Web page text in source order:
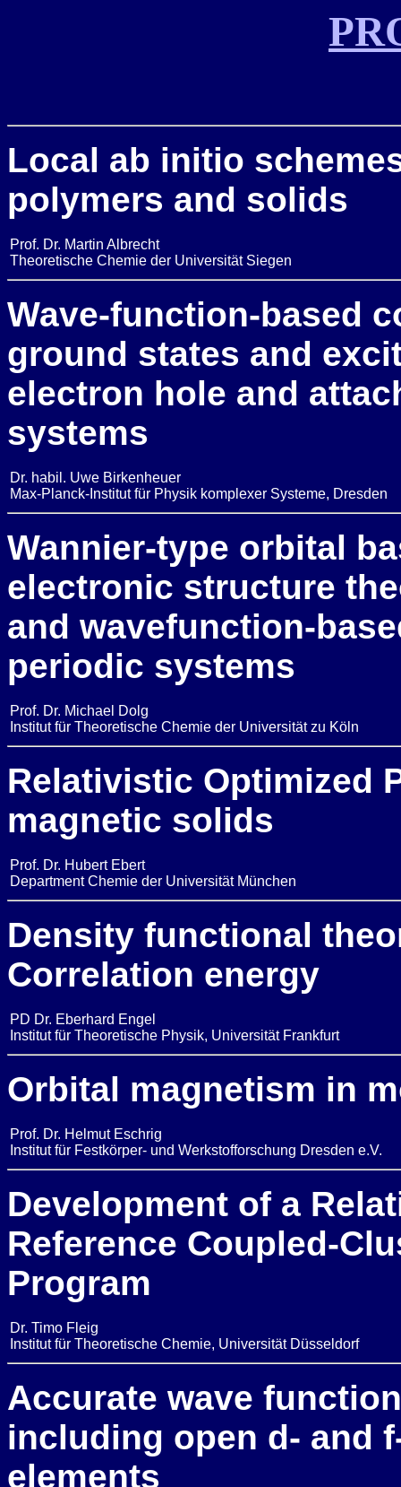
Local ab initio
polymers and solids
Prof. Dr. Martin Albrecht
Theoretische Chemie der Universität Siegen
Wave-function-based
ground states and
electron hole and
systems
Dr. habil. Uwe Birkenheuer
Max-Planck-Institut für Physik komplexer Systeme, Dresden
Wannier-type orbital
electronic structure
and wavefunction-
periodic systems
Prof. Dr. Michael Dolg
Institut für Theoretische Chemie der Universität zu Köln
Relativistic Optimized
magnetic solids
Prof. Dr. Hubert Ebert
Department Chemie der Universität München
Density functional
Correlation energy
PD Dr. Eberhard Engel
Institut für Theoretische Physik, Universität Frankfurt
Orbital magnetism in
Prof. Dr. Helmut Eschrig
Institut für Festkörper- und Werkstofforschung Dresden e.V.
Development of a
Reference Coupled-
Program
Dr. Timo Fleig
Institut für Theoretische Chemie, Universität Düsseldorf
Accurate wave
including open d- and
elements